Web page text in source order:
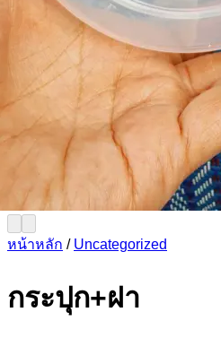
หน้าหลัก / Uncategorized
กระปุก+ฝา